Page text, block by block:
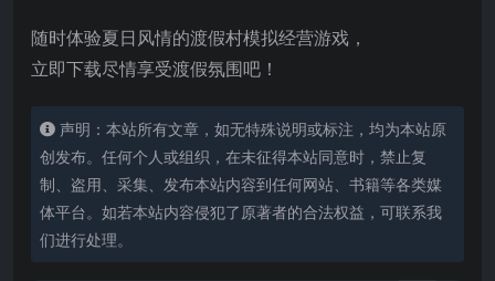
随时体验夏日风情的渡假村模拟经营游戏，
立即下载尽情享受渡假氛围吧！
声明：本站所有文章，如无特殊说明或标注，均为本站原
创发布。任何个人或组织，在未征得本站同意时，禁止复
制、盗用、采集、发布本站内容到任何网站、书籍等各类媒
体平台。如若本站内容侵犯了原著者的合法权益，可联系我
们进行处理。